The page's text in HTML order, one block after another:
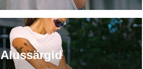
Alussärgid